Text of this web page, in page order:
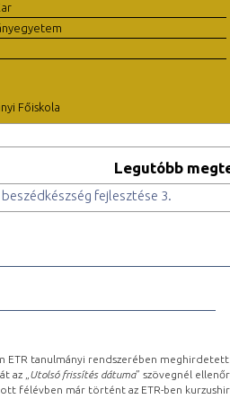
Főiskola
Legutóbb
beszédkészség fejlesztése 3.
ETR tanulmányi rendszerében
az „ Utolsó frissítés dátuma” szövegnél
félévben már történt az ETR-ben